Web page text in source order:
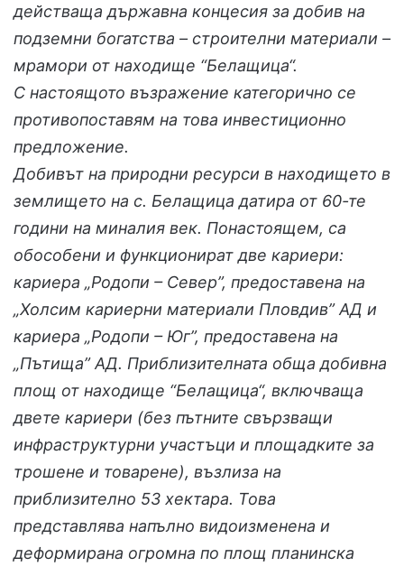
действаща държавна концесия за добив на
подземни богатства – строителни материали –
мрамори от находище “Белащица“.
С настоящото възражение категорично се
противопоставям на това инвестиционно
предложение.
Добивът на природни ресурси в находището в
землището на с. Белащица датира от 60-те
години на миналия век. Понастоящем, са
обособени и функционират две кариери:
кариера „Родопи – Север”, предоставена на
„Холсим кариерни материали Пловдив” АД и
кариера „Родопи – Юг”, предоставена на
„Пътища” АД. Приблизителната обща добивна
площ от находище “Белащица“, включваща
двете кариери (без пътните свързващи
инфраструктурни участъци и площадките за
трошене и товарене), възлиза на
приблизително 53 хектара. Това
представлява напълно видоизменена и
деформирана огромна по площ планинска